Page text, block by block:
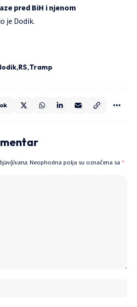
pred BiH i njenom
je Dodik.
RS Tramp
Neophodna polja su označena sa *